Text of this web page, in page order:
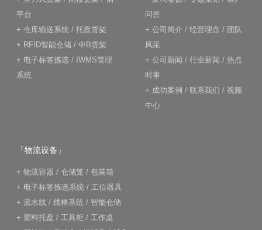
平台
+ 仓库输送系统 / 托盘货架
+ RFID智能仓储 / 中B货架
+ 电子标签拣选 / IWMS管理
系统
问答
+ 公司简介 / 经营理念 / 团队
风采
+ 公司新闻 / 行业新闻 / 热点
时事
+ 成功案例 / 联系我们 / 视频
中心
「物流设备」
+ 物流容器 / 仓储笼 / 包装箱
+ 电子标签拣选系统 / 工位器具
+ 流水线 / 线棒系统 / 智能仓储
+ 塑料托盘 / 工具柜 / 工作桌